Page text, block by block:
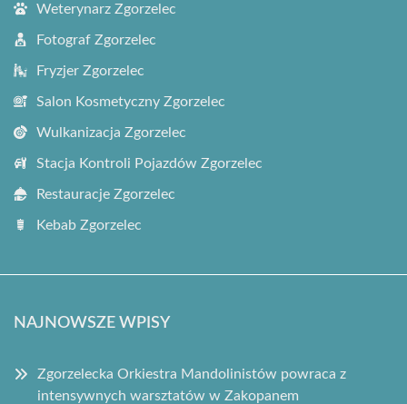
Weterynarz Zgorzelec
Fotograf Zgorzelec
Fryzjer Zgorzelec
Salon Kosmetyczny Zgorzelec
Wulkanizacja Zgorzelec
Stacja Kontroli Pojazdów Zgorzelec
Restauracje Zgorzelec
Kebab Zgorzelec
NAJNOWSZE WPISY
Zgorzelecka Orkiestra Mandolinistów powraca z
intensywnych warsztatów w Zakopanem